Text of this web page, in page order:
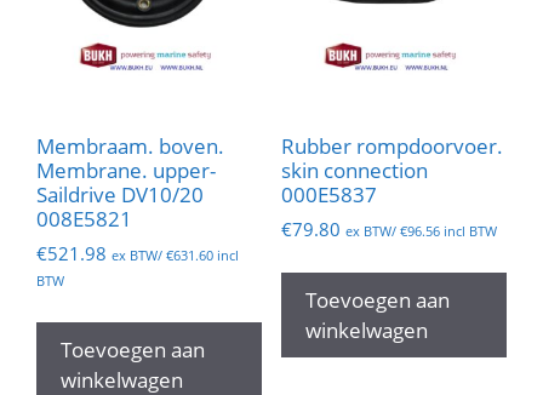
Membraam. boven.
Membrane. upper-
Saildrive DV10/20
008E5821
€521.98 ex BTW/ €631.60 incl
BTW
Toevoegen aan
winkelwagen
Rubber rompdoorvoer.
skin connection
000E5837
€79.80 ex BTW/ €96.56incl BTW
Toevoegen aan
winkelwagen